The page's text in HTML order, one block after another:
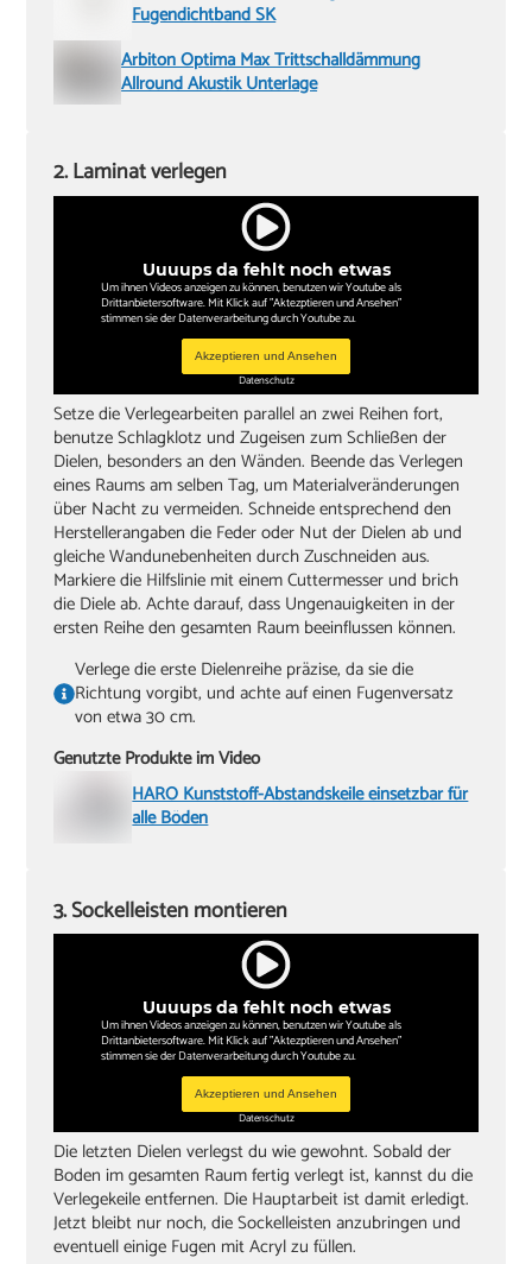
Fugendichtband SK
Arbiton Optima Max Trittschalldämmung
Allround Akustik Unterlage
Uuuups da fehlt noch etwas
Um ihnen Videos anzeigen zu können, benutzen wir Youtube als
Drittanbietersoftware. Mit Klick auf "Aktezptieren und Ansehen"
stimmen sie der Datenverarbeitung durch Youtube zu.
Akzeptieren und Ansehen
Datenschutz
2. Laminat verlegen
Setze die Verlegearbeiten parallel an zwei Reihen fort,
benutze Schlagklotz und Zugeisen zum Schließen der
Dielen, besonders an den Wänden. Beende das Verlegen
eines Raums am selben Tag, um Materialveränderungen
über Nacht zu vermeiden. Schneide entsprechend den
Herstellerangaben die Feder oder Nut der Dielen ab und
gleiche Wandunebenheiten durch Zuschneiden aus.
Markiere die Hilfslinie mit einem Cuttermesser und brich
die Diele ab. Achte darauf, dass Ungenauigkeiten in der
ersten Reihe den gesamten Raum beeinflussen können.
Verlege die erste Dielenreihe präzise, da sie die
Richtung vorgibt, und achte auf einen Fugenversatz
von etwa 30 cm.
Genutzte Produkte im Video
HARO Kunststoff-Abstandskeile einsetzbar für
alle Böden
Uuuups da fehlt noch etwas
Um ihnen Videos anzeigen zu können, benutzen wir Youtube als
Drittanbietersoftware. Mit Klick auf "Aktezptieren und Ansehen"
stimmen sie der Datenverarbeitung durch Youtube zu.
Akzeptieren und Ansehen
Datenschutz
3. Sockelleisten montieren
Die letzten Dielen verlegst du wie gewohnt. Sobald der
Boden im gesamten Raum fertig verlegt ist, kannst du die
Verlegekeile entfernen. Die Hauptarbeit ist damit erledigt.
Jetzt bleibt nur noch, die Sockelleisten anzubringen und
eventuell einige Fugen mit Acryl zu füllen.